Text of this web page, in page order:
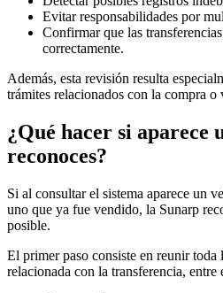
Evitar responsabilidades por
Confirmar que las
correctamente.
Además, esta revisión resulta
trámites relacionados con la compra o
¿Qué hacer si aparece
reconoces?
Si al consultar el sistema aparece un
uno que ya fue vendido, la Sunarp
posible.
El primer paso consiste en reunir
relacionada con la transferencia, entre